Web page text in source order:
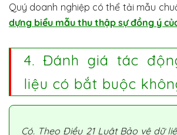
Quý doanh nghiệp có thể tải mẫu
dựng biểu mẫu thu thập sự đồng ý
4. Đánh giá tác
liệu có bắt buộc
Có. Theo Điều 21 Luật Bảo vệ dữ